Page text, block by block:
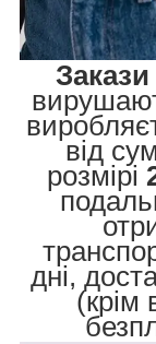
від
розмірі
дні,
(крім